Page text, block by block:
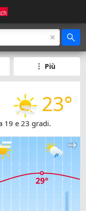
Più
23°
19 e 23 gradi.